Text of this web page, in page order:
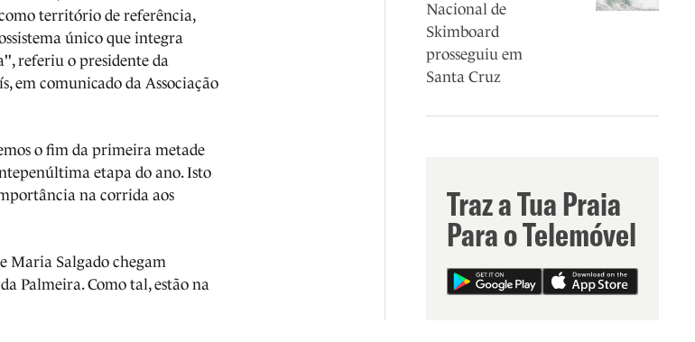
território de referência,
único que integra
referiu o presidente da
em comunicado da Associação
o fim da primeira metade
etapa do ano. Isto
na corrida aos
Maria Salgado chegam
Palmeira. Como tal, estão na
Nacional de
Skimboard
prosseguiu em
Santa Cruz
Traz a Tua Praia
Para o Telemóvel